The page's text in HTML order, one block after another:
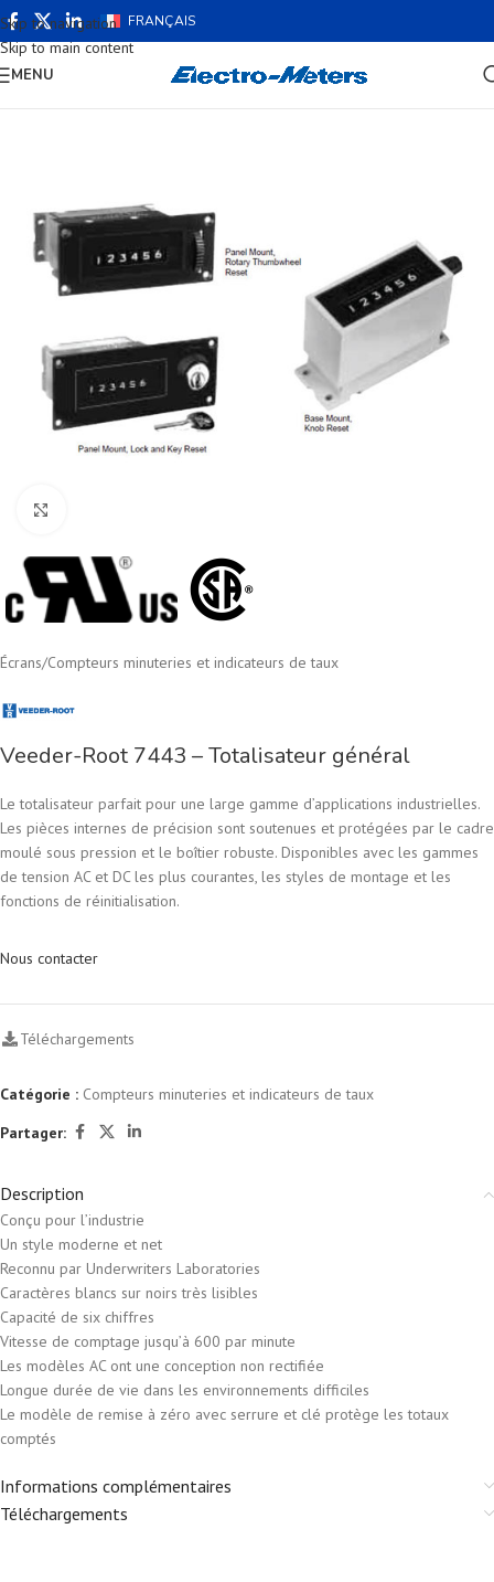
Skip to navigation
Skip to main content
FRANÇAIS
MENU
Écrans/Compteurs minuteries et indicateurs de taux
Veeder-Root 7443 – Totalisateur général
Le totalisateur parfait pour une large gamme d’applications industrielles.
Les pièces internes de précision sont soutenues et protégées par le cadre
moulé sous pression et le boîtier robuste. Disponibles avec les gammes
de tension AC et DC les plus courantes, les styles de montage et les
fonctions de réinitialisation.
Nous contacter
Téléchargements
Catégorie : Compteurs minuteries et indicateurs de taux
Partager:
Description
Conçu pour l’industrie
Un style moderne et net
Reconnu par Underwriters Laboratories
Caractères blancs sur noirs très lisibles
Capacité de six chiffres
Vitesse de comptage jusqu’à 600 par minute
Les modèles AC ont une conception non rectifiée
Longue durée de vie dans les environnements difficiles
Le modèle de remise à zéro avec serrure et clé protège les totaux
comptés
Informations complémentaires
Téléchargements